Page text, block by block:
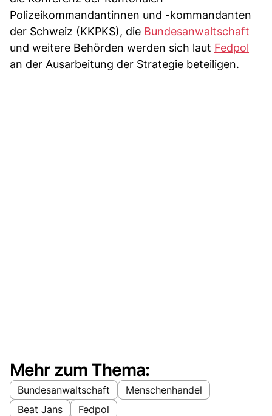
Polizeikommandantinnen und -kommandanten
der Schweiz (KKPKS), die Bundesanwaltschaft
und weitere Behörden werden sich laut Fedpol
an der Ausarbeitung der Strategie beteiligen.
Mehr zum Thema:
Bundesanwaltschaft
Menschenhandel
Beat Jans
Fedpol